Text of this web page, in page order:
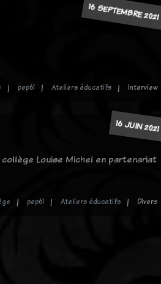
16 SEPTEMBRE 2021
pep61 Ateliers éducatifs Interview
16 JUIN 2021
Louise Michel en partenariat
pep61 Ateliers éducatifs Divers